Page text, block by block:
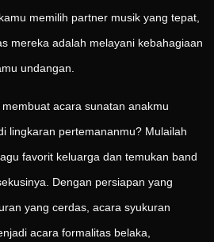
memilih partner musik yang tepat,
mereka adalah melayani kebahagiaan
undangan.
acara sunatan anakmu
lingkaran pertemananmu? Mulailah
favorit keluarga dan temukan band
Dengan persiapan yang
yang cerdas, acara syukuran
acara formalitas belaka,